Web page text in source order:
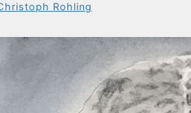
Rohling